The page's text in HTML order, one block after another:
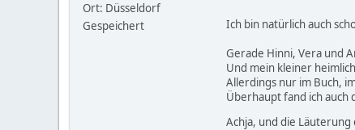
Ort: Düsseldorf
Gespeichert
Ich bin natürlich auch
Gerade Hinni, Vera und
Und mein kleiner
Allerdings nur im Buch,
Überhaupt fand ich auch
Achja, und die